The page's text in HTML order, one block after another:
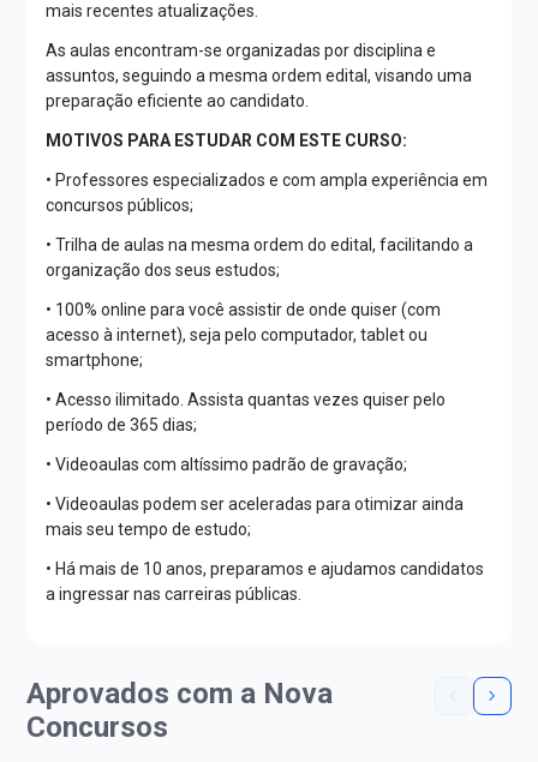
mais recentes atualizações.
As aulas encontram-se organizadas por disciplina e
assuntos, seguindo a mesma ordem edital, visando uma
preparação eficiente ao candidato.
MOTIVOS PARA ESTUDAR COM ESTE CURSO:
• Professores especializados e com ampla experiência em
concursos públicos;
• Trilha de aulas na mesma ordem do edital, facilitando a
organização dos seus estudos;
• 100% online para você assistir de onde quiser (com
acesso à internet), seja pelo computador, tablet ou
smartphone;
• Acesso ilimitado. Assista quantas vezes quiser pelo
período de 365 dias;
• Videoaulas com altíssimo padrão de gravação;
• Videoaulas podem ser aceleradas para otimizar ainda
mais seu tempo de estudo;
• Há mais de 10 anos, preparamos e ajudamos candidatos
a ingressar nas carreiras públicas.
Aprovados com a Nova
Concursos